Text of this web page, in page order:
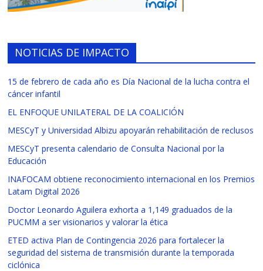
NOTICIAS DE IMPACTO
15 de febrero de cada año es Día Nacional de la lucha contra el
cáncer infantil
EL ENFOQUE UNILATERAL DE LA COALICIÓN
MESCyT y Universidad Albizu apoyarán rehabilitación de reclusos
MESCyT presenta calendario de Consulta Nacional por la
Educación
INAFOCAM obtiene reconocimiento internacional en los Premios
Latam Digital 2026
Doctor Leonardo Aguilera exhorta a 1,149 graduados de la
PUCMM a ser visionarios y valorar la ética
ETED activa Plan de Contingencia 2026 para fortalecer la
seguridad del sistema de transmisión durante la temporada
ciclónica